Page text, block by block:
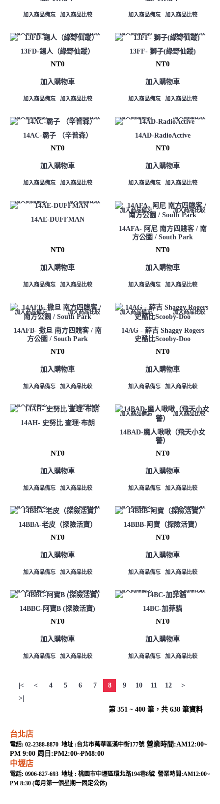
加入商品備忘 加入商品比較 加入商品備忘 加入商品比較
加入商品備忘 加入商品比較
13FD-錫人（綠野仙蹤）
NT0
加入購物車
加入商品備忘 加入商品比較
加入商品備忘 加入商品比較
13FF- 獅子(綠野仙蹤)
NT0
加入購物車
加入商品備忘 加入商品比較
加入商品備忘 加入商品比較
14AC-霸子 （辛普森）
NT0
加入購物車
加入商品備忘 加入商品比較
加入商品備忘 加入商品比較
14AD-RadioActive
NT0
加入購物車
加入商品備忘 加入商品比較
加入商品備忘 加入商品比較
14AE-DUFFMAN
NT0
加入購物車
加入商品備忘 加入商品比較
加入商品備忘 加入商品比較
14AFA- 阿尼 南方四賤客 / 南
方公園 / South Park
NT0
加入購物車
加入商品備忘 加入商品比較
加入商品備忘 加入商品比較
14AFB- 撒旦 南方四賤客 / 南
方公園 / South Park
NT0
加入購物車
加入商品備忘 加入商品比較
加入商品備忘 加入商品比較
14AG - 薛吉 Shaggy Rogers
史酷比Scooby-Doo
NT0
加入購物車
加入商品備忘 加入商品比較
加入商品備忘 加入商品比較
14AH- 史努比 查理·布朗
NT0
加入購物車
加入商品備忘 加入商品比較
加入商品備忘 加入商品比較
14BAD-魔人啾啾（飛天小女
警）
NT0
加入購物車
加入商品備忘 加入商品比較
加入商品備忘 加入商品比較
14BBA-老皮（探險活寶）
NT0
加入購物車
加入商品備忘 加入商品比較
加入商品備忘 加入商品比較
14BBB-阿寶（探險活寶）
NT0
加入購物車
加入商品備忘 加入商品比較
加入商品備忘 加入商品比較
14BBC-阿寶B (探險活寶)
NT0
加入購物車
加入商品備忘 加入商品比較
加入商品備忘 加入商品比較
14BC-加菲貓
NT0
加入購物車
加入商品備忘 加入商品比較
|< < 4 5 6 7 8 9 10 11 12
>
>|
第 351 ~ 400 筆，共 638 筆資料
台北店
電話: 02-2388-8870 地址 :台北市萬華區漢中街177號 營業時間:AM12:00~
PM 9:00 周日:PM2:00~PM8:00
中壢店
電話: 0906-827-693 地址 : 桃園市中壢區環北路194巷8號 營業時間:AM12:00~
PM 8:30 (每月第一個星期一固定公休)